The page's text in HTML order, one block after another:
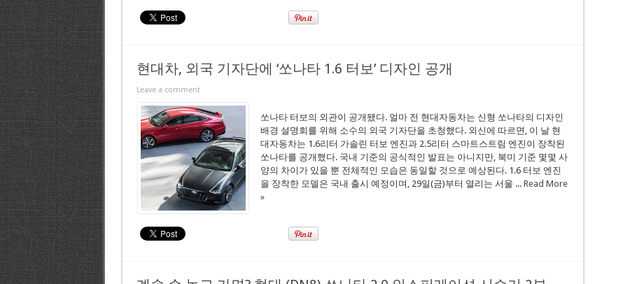
현대차, 외국 기자단에 ‘쏘나타 1.6 터보’ 디자인 공개
Leave a comment
쏘나타 터보의 외관이 공개됐다. 얼마 전 현대자동차는 신형 쏘나타의 디자인
배경 설명회를 위해 소수의 외국 기자단을 초청했다. 외신에 따르면, 이 날 현
대자동차는 1.6리터 가솔린 터보 엔진과 2.5리터 스마트스트림 엔진이 장착된
쏘나타를 공개했다. 국내 기준의 공식적인 발표는 아니지만, 북미 기준 몇몇 사
양의 차이가 있을 뿐 전체적인 모습은 동일할 것으로 예상된다. 1.6 터보 엔진
을 장착한 모델은 국내 출시 예정이며, 29일(금)부터 열리는 서울 ... Read More
»